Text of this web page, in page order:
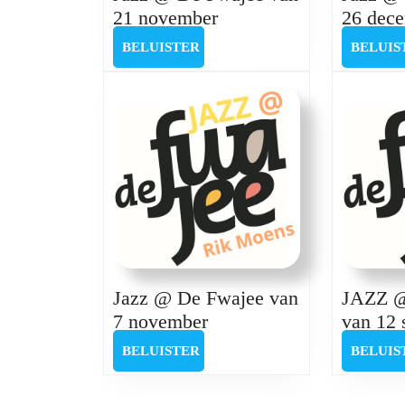
21 novemberJazz
Fwajee
van
21
november
BELUISTER
26
Jazz @ De Fwajee van
7 novemberJazz
BELUISTER
JAZZ
van 12